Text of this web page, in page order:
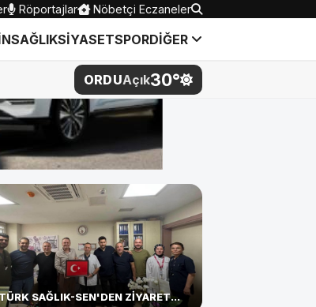
Röportajlar Nöbetçi Eczaneler
SAĞLIKSİYASETSPORDİĞER
ORDUAçık30°
TÜRK SAĞLIK-SEN'DEN ZİYARET...